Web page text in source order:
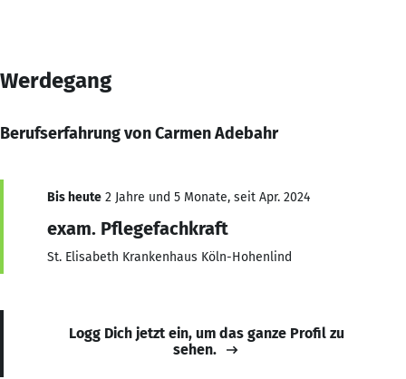
Werdegang
Berufserfahrung von Carmen Adebahr
Bis heute 2 Jahre und 5 Monate, seit Apr. 2024
exam. Pflegefachkraft
St. Elisabeth Krankenhaus Köln-Hohenlind
Logg Dich jetzt ein, um das ganze Profil zu
sehen.